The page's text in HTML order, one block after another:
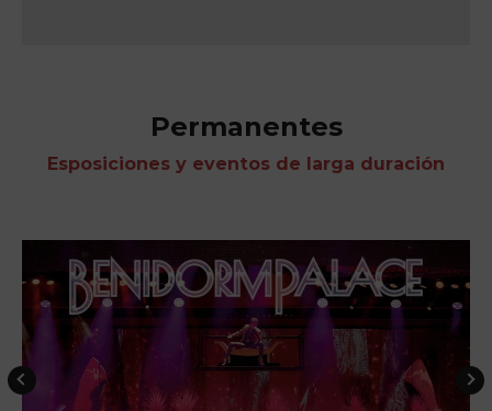
Permanentes
Esposiciones y eventos de larga duración